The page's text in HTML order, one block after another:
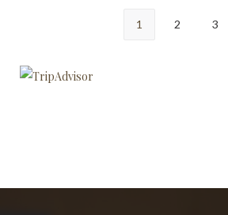
1 2 3